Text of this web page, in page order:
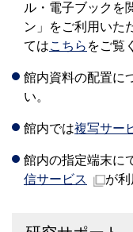
ル・電子ブックを
ン」をご利用いた
てはこちら をご覧
館内資料の配置に
い。
館内では複写サー
館内の指定端末に
信サービス
が利